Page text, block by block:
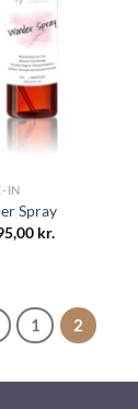
IN
Spray
kr.
1 2